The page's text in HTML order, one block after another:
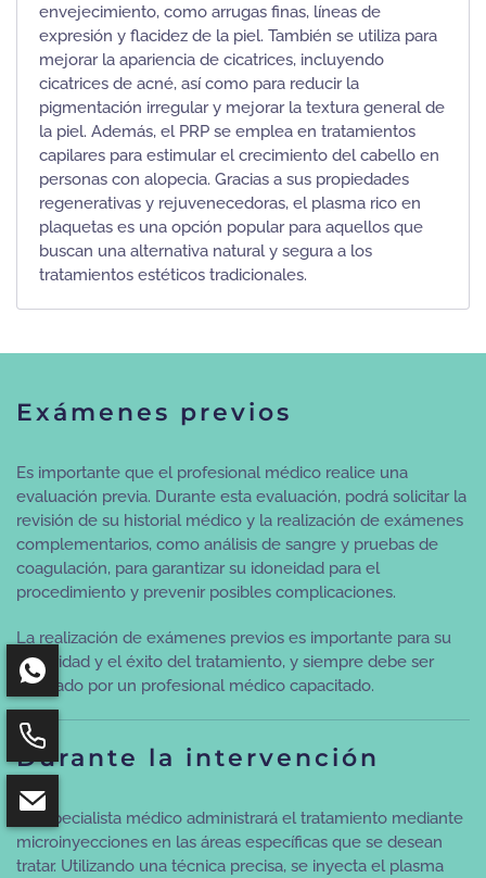
envejecimiento, como arrugas finas, líneas de
expresión y flacidez de la piel. También se utiliza para
mejorar la apariencia de cicatrices, incluyendo
cicatrices de acné, así como para reducir la
pigmentación irregular y mejorar la textura general de
la piel. Además, el PRP se emplea en tratamientos
capilares para estimular el crecimiento del cabello en
personas con alopecia. Gracias a sus propiedades
regenerativas y rejuvenecedoras, el plasma rico en
plaquetas es una opción popular para aquellos que
buscan una alternativa natural y segura a los
tratamientos estéticos tradicionales.
Exámenes previos
Es importante que el profesional médico realice una
evaluación previa. Durante esta evaluación, podrá solicitar la
revisión de su historial médico y la realización de exámenes
complementarios, como análisis de sangre y pruebas de
coagulación, para garantizar su idoneidad para el
procedimiento y prevenir posibles complicaciones.
La realización de exámenes previos es importante para su
seguridad y el éxito del tratamiento, y siempre debe ser
realizado por un profesional médico capacitado.
Durante la intervención
El especialista médico administrará el tratamiento mediante
microinyecciones en las áreas específicas que se desean
tratar. Utilizando una técnica precisa, se inyecta el plasma